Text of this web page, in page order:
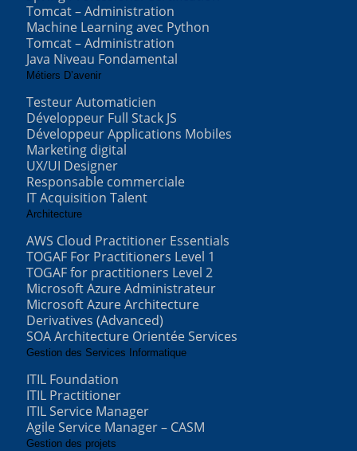
Tomcat – Administration
Machine Learning avec Python
Tomcat – Administration
Java Niveau Fondamental
Métiers D’avenir
Testeur Automaticien
Développeur Full Stack JS
Développeur Applications Mobiles
Marketing digital
UX/UI Designer
Responsable commerciale
IT Acquisition Talent
Architecture
AWS Cloud Practitioner Essentials
TOGAF For Practitioners Level 1
TOGAF for practitioners Level 2
Microsoft Azure Administrateur
Microsoft Azure Architecture
Derivatives (Advanced)
SOA Architecture Orientée Services
Gestion des Services Informatique
ITIL Foundation
ITIL Practitioner
ITIL Service Manager
Agile Service Manager – CASM
Gestion des projets